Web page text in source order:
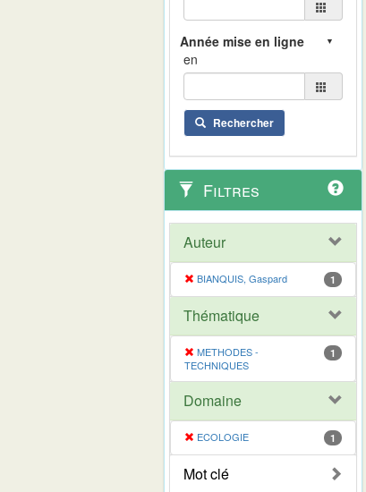
en
Rechercher
Filtres
Auteur
BIANQUIS, Gaspard 1
Thématique
METHODES -
TECHNIQUES
1
Domaine
ECOLOGIE 1
Mot clé